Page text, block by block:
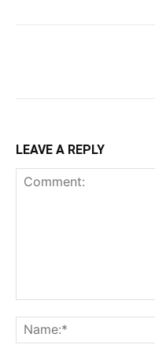
LEAVE A REPLY